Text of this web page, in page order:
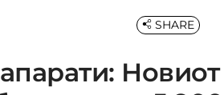
Новиот
SHARE